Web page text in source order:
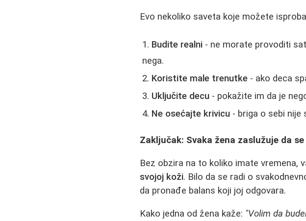
Evo nekoliko saveta koje možete
Budite realni - ne morate provoditi
nega.
Koristite male trenutke - ako deca
Uključite decu - pokažite im da je
Ne osećajte krivicu - briga o sebi nije
Zaključak: Svaka žena zaslužuje da
Bez obzira na to koliko imate vremena,
svojoj koži. Bilo da se radi o
da pronađe balans koji joj odgovara.
Kako jedna od žena kaže: "Volim da